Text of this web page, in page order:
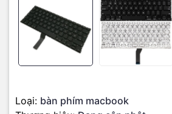
Loại: bàn phím macbook